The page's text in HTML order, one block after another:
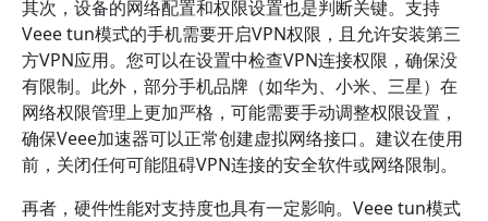
其次，设备的网络配置和权限设置也是判断关键。支持
Veee tun模式的手机需要开启VPN权限，且允许安装第三
方VPN应用。您可以在设置中检查VPN连接权限，确保没
有限制。此外，部分手机品牌（如华为、小米、三星）在
网络权限管理上更加严格，可能需要手动调整权限设置，
确保Veee加速器可以正常创建虚拟网络接口。建议在使用
前，关闭任何可能阻碍VPN连接的安全软件或网络限制。
再者，硬件性能对支持度也具有一定影响。Veee tun模式